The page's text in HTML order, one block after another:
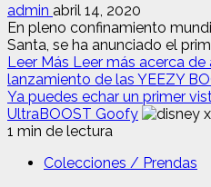
admin abril 14, 2020
En pleno confinamiento
Santa, se ha anunciado el
Leer Más Leer más acerca de
lanzamiento de las YEEZY
Ya puedes echar un primer
UltraBOOST Goofy
1 min de lectura
Colecciones / Prendas